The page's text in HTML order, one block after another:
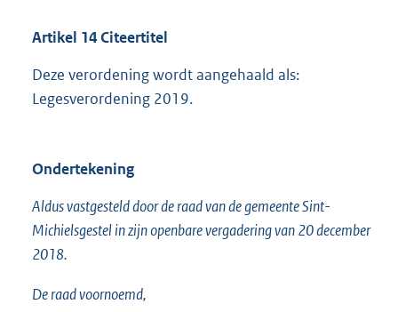
Artikel 14 Citeertitel
Deze verordening wordt aangehaald als:
Legesverordening 2019.
Ondertekening
Aldus vastgesteld door de raad van de gemeente Sint-
Michielsgestel in zijn openbare vergadering van 20 december
2018.
De raad voornoemd,